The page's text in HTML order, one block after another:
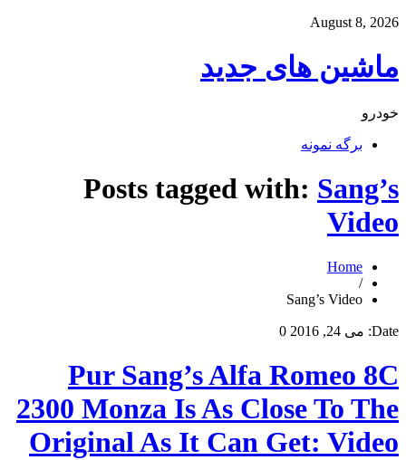
August 8, 2026
ماشین های جدید
خودرو
برگه نمونه
Posts tagged with: Sang’s
Video
Home
/
Sang’s Video
Date: می 24, 2016 0
Pur Sang’s Alfa Romeo 8C
2300 Monza Is As Close To The
Original As It Can Get: Video